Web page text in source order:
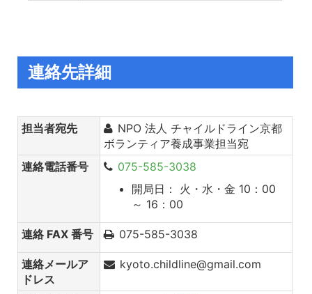
連絡先詳細
担当者宛先
NPO 法人 チャイルドライン京都
ボランティア養成事業担当宛
連絡電話番号
075-585-3038
開局日： 火・水・金 10：00
～ 16：00
連絡 FAX 番号 075-585-3038
連絡メールア
ドレス
kyoto.childline@gmail.com